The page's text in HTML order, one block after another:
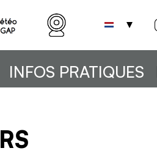
INFOS PRATIQUES